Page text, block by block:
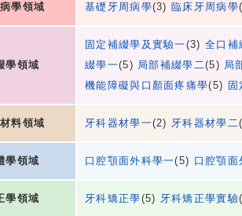
學領域 基礎牙周病學(3)臨床牙周病學
學領域
固定補綴學及實驗一(3) 全口補
綴學一(5) 局部補綴學二(5) 局
機能障礙與口顏面疼痛學(5)
料領域 牙科器材學一(2) 牙科器材學二
學領域 口腔顎面外科學一(5) 口腔顎面
學領域 牙科矯正學(5) 牙科矯正學實驗